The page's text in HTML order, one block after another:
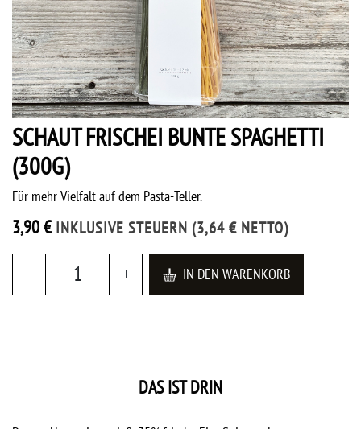
SCHAUT FRISCHEI BUNTE SPAGHETTI
(300G)
Für mehr Vielfalt auf dem Pasta-Teller.
3,90€ INKLUSIVE STEUERN (3,64€ NETTO)
IN DEN WARENKORB
DAS IST DRIN